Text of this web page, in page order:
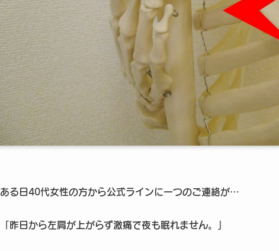
ある日40代女性の方から公式ラインに一つのご連絡が…
「昨日から左肩が上がらず激痛で夜も眠れません。」